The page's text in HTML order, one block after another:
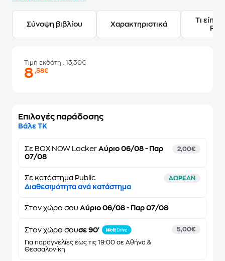
Σύνοψη βιβλίου Χαρακτηριστικά
Τι
Τιμή εκδότη : 13,30€
8,58€
Επιλογές παράδοσης
Βάλε ΤΚ
Σε BOX NOW Locker Αύριο 06/08 - Παρ
07/08
2,00€
Σε κατάστημα Public ΔΩΡΕΑΝ
Διαθεσιμότητα ανά κατάστημα
Στον χώρο σου Αύριο 06/08 - Παρ 07/08
Στον χώρο σουσε 90'
Για παραγγελίες έως τις 19:00 σε Αθήνα &
Θεσσαλονίκη
5,00€